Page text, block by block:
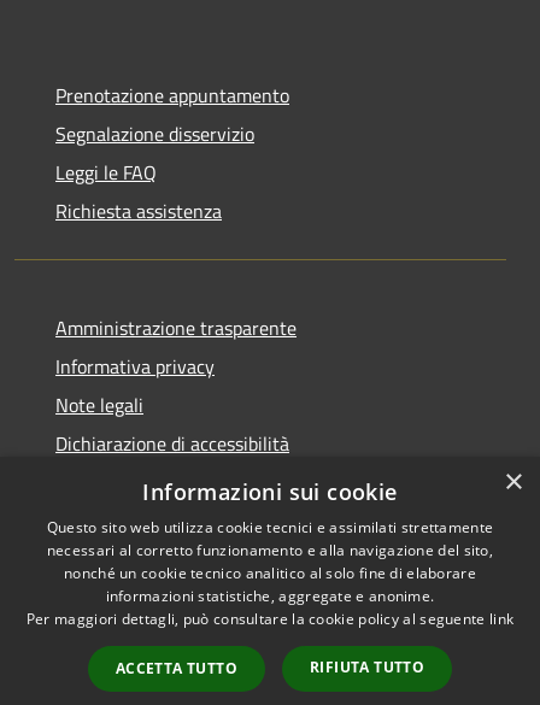
Prenotazione appuntamento
Segnalazione disservizio
Leggi le FAQ
Richiesta assistenza
Amministrazione trasparente
Informativa privacy
Note legali
Dichiarazione di accessibilità
Privacy e protezione dei dati
Accessibilità
Copyright © 2026 • Comune di
Carini • Powered by
Municipium•
Accesso
redazione
×
Informazioni sui cookie
Questo sito web utilizza cookie tecnici e assimilati strettamente
necessari al corretto funzionamento e alla navigazione del sito,
nonché un cookie tecnico analitico al solo fine di elaborare
informazioni statistiche, aggregate e anonime.
Per maggiori dettagli, può consultare la cookie policy al seguente link
ACCETTA TUTTO RIFIUTA TUTTO